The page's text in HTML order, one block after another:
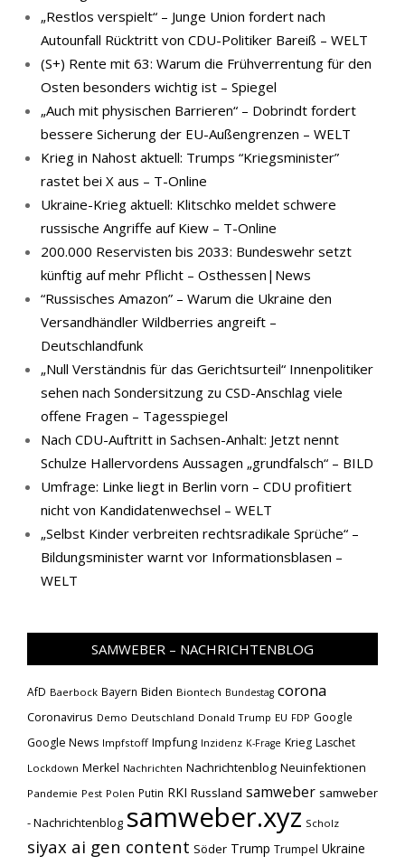
„Restlos verspielt“ – Junge Union fordert nach
Autounfall Rücktritt von CDU-Politiker Bareiß – WELT
(S+) Rente mit 63: Warum die Frühverrentung für den
Osten besonders wichtig ist – Spiegel
„Auch mit physischen Barrieren“ – Dobrindt fordert
bessere Sicherung der EU-Außengrenzen – WELT
Krieg in Nahost aktuell: Trumps “Kriegsminister”
rastet bei X aus – T-Online
Ukraine-Krieg aktuell: Klitschko meldet schwere
russische Angriffe auf Kiew – T-Online
200.000 Reservisten bis 2033: Bundeswehr setzt
künftig auf mehr Pflicht – Osthessen|News
“Russisches Amazon” – Warum die Ukraine den
Versandhändler Wildberries angreift –
Deutschlandfunk
„Null Verständnis für das Gerichtsurteil“ Innenpolitiker
sehen nach Sondersitzung zu CSD-Anschlag viele
offene Fragen – Tagesspiegel
Nach CDU-Auftritt in Sachsen-Anhalt: Jetzt nennt
Schulze Hallervordens Aussagen „grundfalsch“ – BILD
Umfrage: Linke liegt in Berlin vorn – CDU profitiert
nicht von Kandidatenwechsel – WELT
„Selbst Kinder verbreiten rechtsradikale Sprüche“ –
Bildungsminister warnt vor Informationsblasen –
WELT
SAMWEBER – NACHRICHTENBLOG
AfD Baerbock Bayern Biden Biontech Bundestag corona
Coronavirus Demo Deutschland Donald Trump EU FDP Google
Google News Impfstoff Impfung Inzidenz K-Frage Krieg Laschet
Lockdown Merkel Nachrichten Nachrichtenblog Neuinfektionen
Pandemie Pest Polen Putin RKI Russland samweber samweber
- Nachrichtenblog samweber.xyz Scholz
siyax ai gen content Söder Trump Trumpel Ukraine